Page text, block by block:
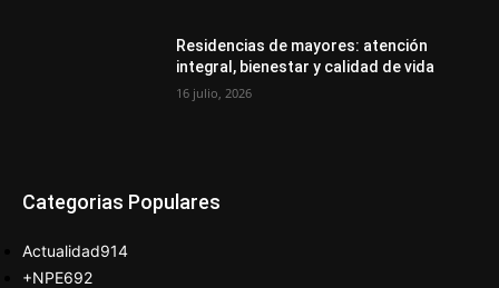
Residencias de mayores: atención
integral, bienestar y calidad de vida
16 julio, 2026
Categorias Populares
Actualidad914
+NPE692